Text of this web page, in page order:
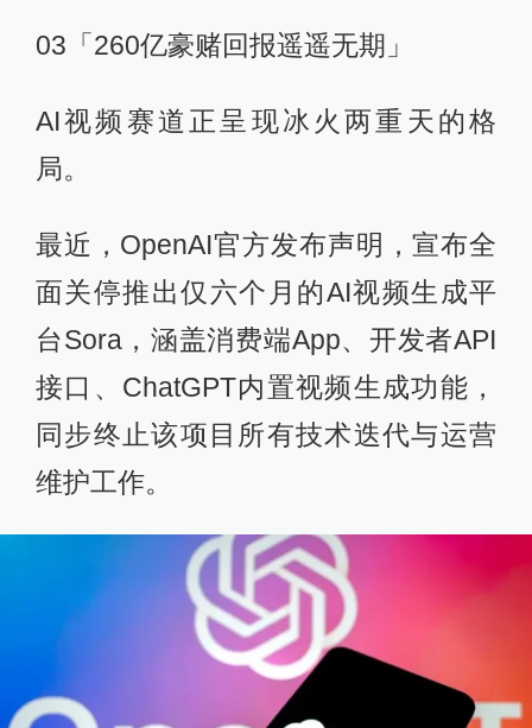
03「260亿豪赌回报遥遥无期」
AI视频赛道正呈现冰火两重天的格
局。
最近，OpenAI官方发布声明，宣布全
面关停推出仅六个月的AI视频生成平
台Sora，涵盖消费端App、开发者API
接口、ChatGPT内置视频生成功能，
同步终止该项目所有技术迭代与运营
维护工作。